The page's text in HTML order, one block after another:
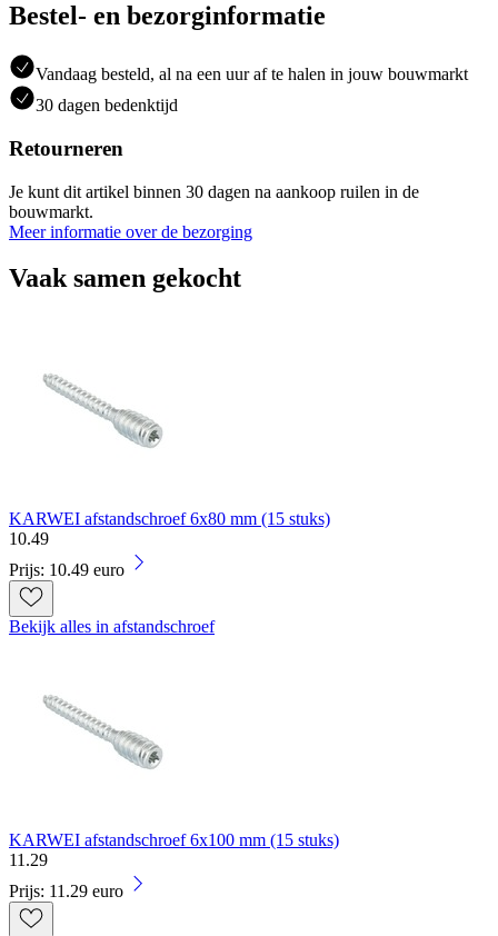
Bestel- en bezorginformatie
Vandaag besteld, al na een uur af te halen in jouw bouwmarkt
30 dagen bedenktijd
Retourneren
Je kunt dit artikel binnen 30 dagen na aankoop ruilen in de
bouwmarkt.
Meer informatie over de bezorging
Vaak samen gekocht
KARWEI afstandschroef 6x80 mm (15 stuks)
10.49
Prijs: 10.49 euro
Bekijk alles in afstandschroef
KARWEI afstandschroef 6x100 mm (15 stuks)
11 .29
Prijs: 11.29 euro